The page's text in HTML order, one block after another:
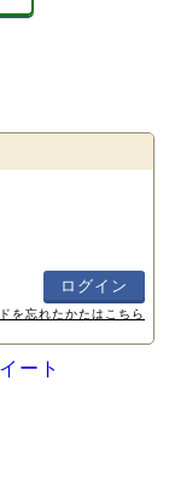
を忘れたかたはこちら
ート